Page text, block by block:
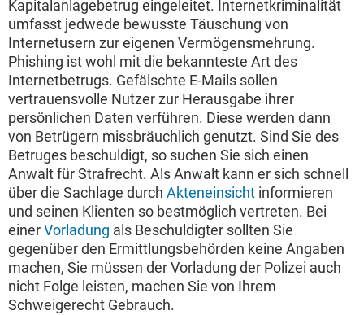
Kapitalanlagebetrug eingeleitet. Internetkriminalität
umfasst jedwede bewusste Täuschung von
Internetusern zur eigenen Vermögensmehrung.
Phishing ist wohl mit die bekannteste Art des
Internetbetrugs. Gefälschte E-Mails sollen
vertrauensvolle Nutzer zur Herausgabe ihrer
persönlichen Daten verführen. Diese werden dann
von Betrügern missbräuchlich genutzt. Sind Sie des
Betruges beschuldigt, so suchen Sie sich einen
Anwalt für Strafrecht. Als Anwalt kann er sich schnell
über die Sachlage durch Akteneinsicht informieren
und seinen Klienten so bestmöglich vertreten. Bei
einerVorladung als Beschuldigter sollten Sie
gegenüber den Ermittlungsbehörden keine Angaben
machen, Sie müssen der Vorladung der Polizei auch
nicht Folge leisten, machen Sie von Ihrem
Schweigerecht Gebrauch.